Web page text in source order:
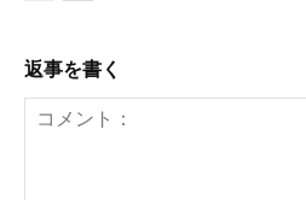
返事を書く